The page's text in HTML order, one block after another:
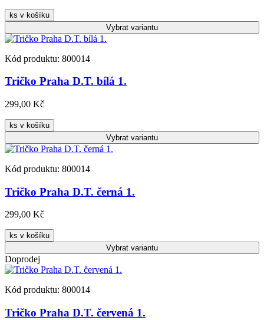
ks v košíku
Vybrat variantu
Kód produktu: 800014
Tričko Praha D.T. bílá 1.
299,00 Kč
ks v košíku
Vybrat variantu
Kód produktu: 800014
Tričko Praha D.T. černá 1.
299,00 Kč
ks v košíku
Vybrat variantu
Doprodej
Kód produktu: 800014
Tričko Praha D.T. červená 1.